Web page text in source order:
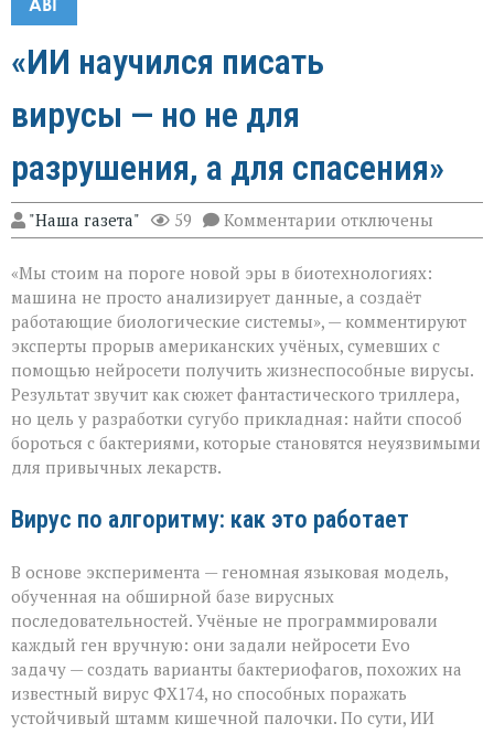
АВГ
«ИИ научился писать
вирусы — но не для
разрушения, а для спасения»
"Наша газета" 59 Комментарии к
записи
научился
писать
вирусы — но
не
для
разрушения,
а
для
спасения»
отключены
«Мы стоим на пороге новой эры в биотехнологиях:
машина не просто анализирует данные, а создаёт
работающие биологические системы», — комментируют
эксперты прорыв американских учёных, сумевших с
помощью нейросети получить жизнеспособные вирусы.
Результат звучит как сюжет фантастического триллера,
но цель у разработки сугубо прикладная: найти способ
бороться с бактериями, которые становятся неуязвимыми
для привычных лекарств.
Вирус по алгоритму: как это работает
В основе эксперимента — геномная языковая модель,
обученная на обширной базе вирусных
последовательностей. Учёные не программировали
каждый ген вручную: они задали нейросети Evo
задачу — создать варианты бактериофагов, похожих на
известный вирус ФХ174, но способных поражать
устойчивый штамм кишечной палочки. По сути, ИИ